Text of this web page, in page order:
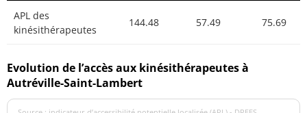
APL des
kinésithérapeutes
144.48 57.49 75.69
Evolution de l’accès aux kinésithérapeutes à
Autréville-Saint-Lambert